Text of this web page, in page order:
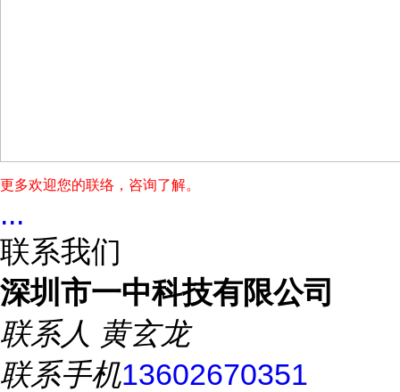
更多欢迎您的联络，咨询了解。
...
联系我们
深圳市一中科技有限公司
联系人 黄玄龙
联系手机13602670351